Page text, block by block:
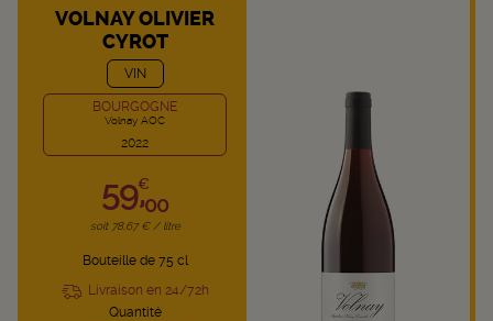
VOLNAY OLIVIER
CYROT
VIN
BOURGOGNE
Volnay AOC
2022
59,€
00
soit 78,67 € / litre
Bouteille de 75 cl
Livraison en 24/72h
Quantité